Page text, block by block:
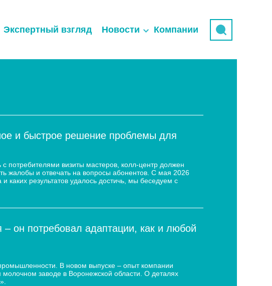
Экспертный взгляд Новости Компании
и быстрое решение проблемы для
потребителями визиты мастеров, колл-центр должен
жалобы и отвечать на вопросы абонентов. С мая 2026
каких результатов удалось достичь, мы беседуем с
он потребовал адаптации, как и любой
В новом выпуске – опыт компании
заводе в Воронежской области. О деталях